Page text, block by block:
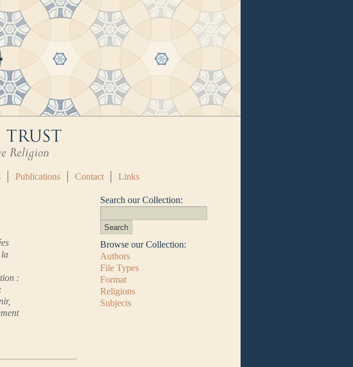
Publications Contact Links
la
:
Search our Collection:
Browse our Collection:
Authors
File Types
Format
Religions
Subjects